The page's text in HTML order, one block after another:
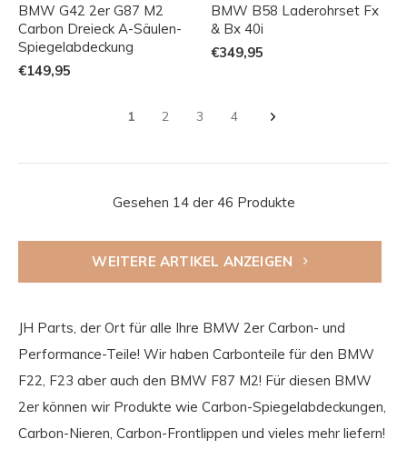
BMW G42 2er G87 M2
Carbon Dreieck A-Säulen-
Spiegelabdeckung
€149,95
BMW B58 Laderohrset Fx
& Bx 40i
€349,95
1 2 3 4
Gesehen 14 der 46 Produkte
WEITERE ARTIKEL ANZEIGEN
JH Parts, der Ort für alle Ihre BMW 2er Carbon- und
Performance-Teile! Wir haben Carbonteile für den BMW
F22, F23 aber auch den BMW F87 M2! Für diesen BMW
2er können wir Produkte wie Carbon-Spiegelabdeckungen,
Carbon-Nieren, Carbon-Frontlippen und vieles mehr liefern!